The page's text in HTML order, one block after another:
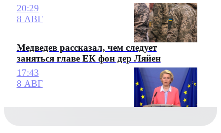
20:29
8 АВГ
Медведев рассказал, чем следует
заняться главе ЕК фон дер Ляйен
17:43
8 АВГ